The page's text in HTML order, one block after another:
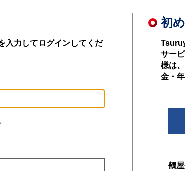
入力してログインしてくだ
初
サー
様は
金・
鶴